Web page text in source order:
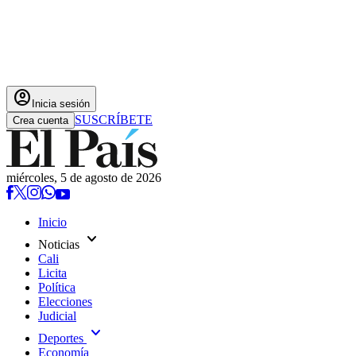
account_circle Inicia sesión
Crea cuenta SUSCRÍBETE
miércoles, 5 de agosto de 2026
Inicio
Noticias expand_more
Cali
Licita
Política
Elecciones
Judicial
Deportes expand_more
Economía